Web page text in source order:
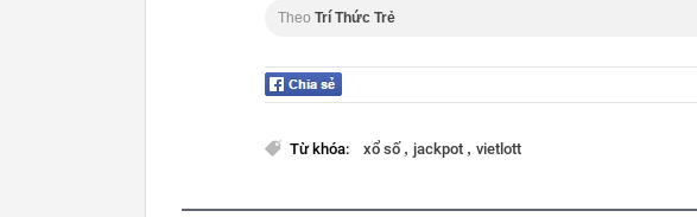
Theo Trí Thức Trẻ
Từ khóa: xổ số , jackpot , vietlott